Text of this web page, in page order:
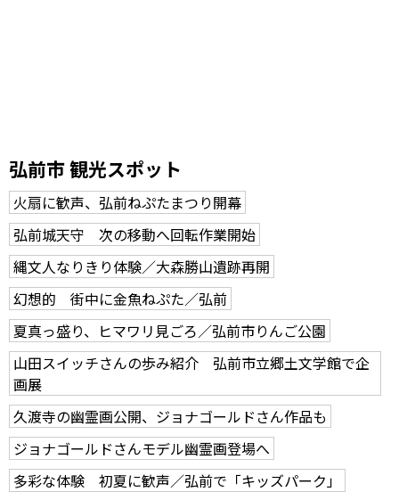
弘前市 観光スポット
火扇に歓声、弘前ねぷたまつり開幕
弘前城天守 次の移動へ回転作業開始
縄文人なりきり体験／大森勝山遺跡再開
幻想的 街中に金魚ねぷた／弘前
夏真っ盛り、ヒマワリ見ごろ／弘前市りんご公園
山田スイッチさんの歩み紹介 弘前市立郷土文学館で企
画展
久渡寺の幽霊画公開、ジョナゴールドさん作品も
ジョナゴールドさんモデル幽霊画登場へ
多彩な体験 初夏に歓声／弘前で「キッズパーク」